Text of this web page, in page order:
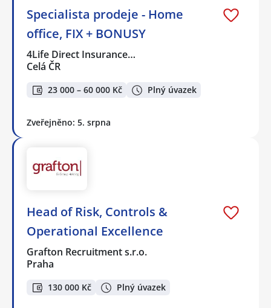
Specialista prodeje - Home
office, FIX + BONUSY
4Life Direct Insurance…
Celá ČR
23 000 – 60 000 Kč Plný úvazek
Zveřejněno: 5. srpna
Head of Risk, Controls &
Operational Excellence
Grafton Recruitment s.r.o.
Praha
130 000 Kč Plný úvazek